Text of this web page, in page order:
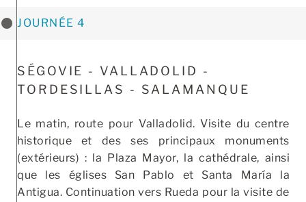
JOURNÉE 4
SÉGOVIE - VALLADOLID -
TORDESILLAS - SALAMANQUE
Le matin, route pour Valladolid. Visite du centre
historique et des ses principaux monuments
(extérieurs) : la Plaza Mayor, la cathédrale, ainsi
que les églises San Pablo et Santa María la
Antigua. Continuation vers Rueda pour la visite de